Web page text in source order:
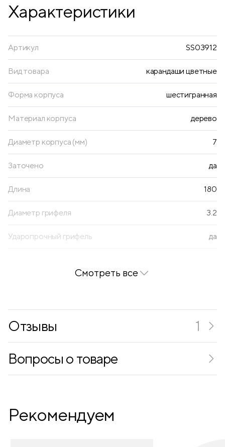
Характеристики
Артикул SS03912
Вид товара карандаши цветные
Форма корпуса шестигранная
Материал корпуса дерево
Диаметр корпуса (мм) 7
Заточено да
Длина 180
Диаметр грифеля 3.2
Ударопрочный грифель да
Количество карандашей (ШТ) 6
Многоцветный грифель да
Диаметр грифеля (мм) 3.2
Длина (мм) 180
Смотреть все
Отзывы
1
Вопросы о товаре
Рекомендуем